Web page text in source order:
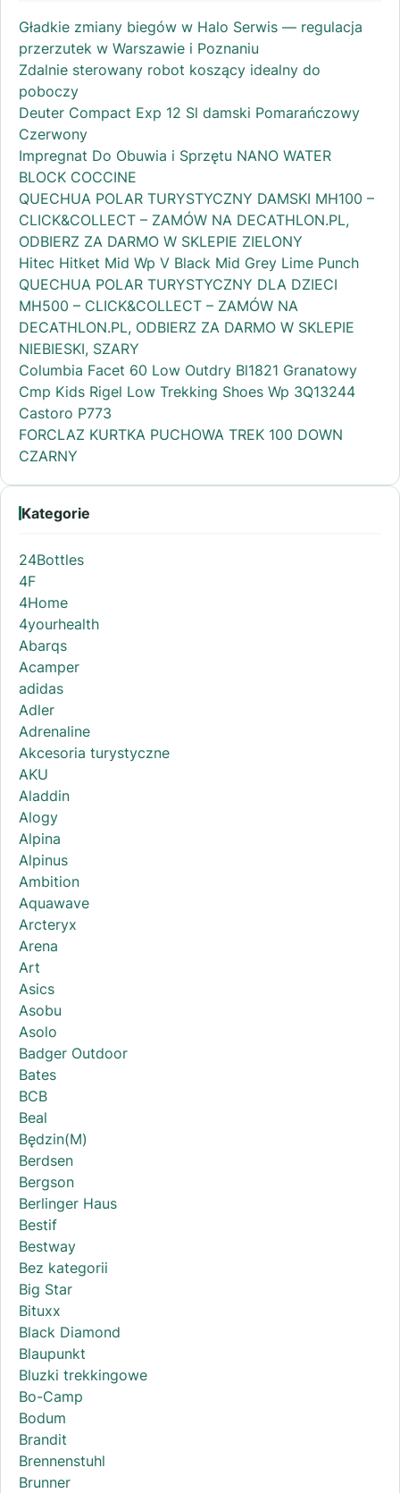
Gładkie zmiany biegów w Halo Serwis — regulacja
przerzutek w Warszawie i Poznaniu
Zdalnie sterowany robot koszący idealny do
poboczy
Deuter Compact Exp 12 Sl damski Pomarańczowy
Czerwony
Impregnat Do Obuwia i Sprzętu NANO WATER
BLOCK COCCINE
QUECHUA POLAR TURYSTYCZNY DAMSKI MH100 –
CLICK&COLLECT – ZAMÓW NA DECATHLON.PL,
ODBIERZ ZA DARMO W SKLEPIE ZIELONY
Hitec Hitket Mid Wp V Black Mid Grey Lime Punch
QUECHUA POLAR TURYSTYCZNY DLA DZIECI
MH500 – CLICK&COLLECT – ZAMÓW NA
DECATHLON.PL, ODBIERZ ZA DARMO W SKLEPIE
NIEBIESKI, SZARY
Columbia Facet 60 Low Outdry Bl1821 Granatowy
Cmp Kids Rigel Low Trekking Shoes Wp 3Q13244
Castoro P773
FORCLAZ KURTKA PUCHOWA TREK 100 DOWN
CZARNY
Kategorie
24Bottles
4F
4Home
4yourhealth
Abarqs
Acamper
adidas
Adler
Adrenaline
Akcesoria turystyczne
AKU
Aladdin
Alogy
Alpina
Alpinus
Ambition
Aquawave
Arcteryx
Arena
Art
Asics
Asobu
Asolo
Badger Outdoor
Bates
BCB
Beal
Będzin(M)
Berdsen
Bergson
Berlinger Haus
Bestif
Bestway
Bez kategorii
Big Star
Bituxx
Black Diamond
Blaupunkt
Bluzki trekkingowe
Bo-Camp
Bodum
Brandit
Brennenstuhl
Brunner